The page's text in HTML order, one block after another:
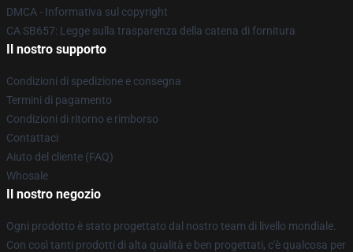
DMCA - Informativa sul copyright
CA SB657: Legge sulla trasparenza della catena di fornitura
Il nostro supporto
Condizioni di spedizione e consegna
Termini di pagamento
Condizioni di ritorno e rimborso
Contattaci
Aiuto del cliente (FAQ)
Whosale
Il nostro negozio
Ogni prodotto è stato progettato dal nostro team di livello mondiale.
Con così tanti prodotti di alta qualità e ben progettati, c'è qualcosa per